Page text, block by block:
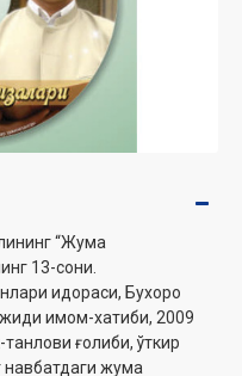
“Жума
13-сони.
идораси, Бухоро
имом-хатиби, 2009
ғолиби, ўткир
навбатдаги жума